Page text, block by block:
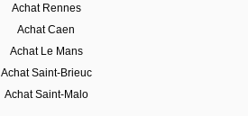
Achat Rennes
Achat Caen
Achat Le Mans
Achat Saint-Brieuc
Achat Saint-Malo